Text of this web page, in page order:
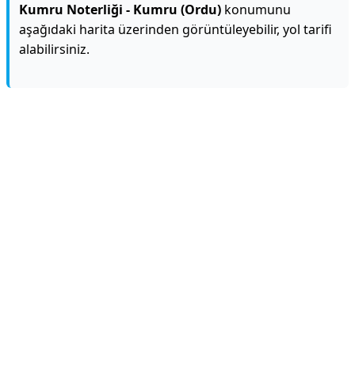
Kumru Noterliği - Kumru (Ordu) konumunu
aşağıdaki harita üzerinden görüntüleyebilir, yol tarifi
alabilirsiniz.